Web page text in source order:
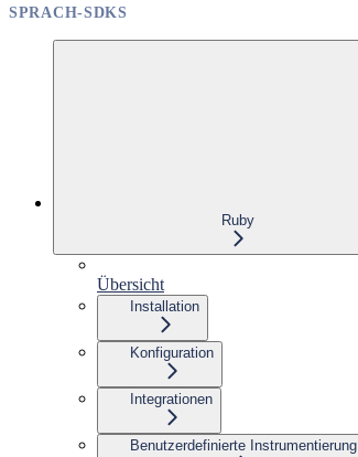
SPRACH-SDKS
Ruby
Übersicht
Installation
Konfiguration
Integrationen
Benutzerdefinierte Instrumentierung